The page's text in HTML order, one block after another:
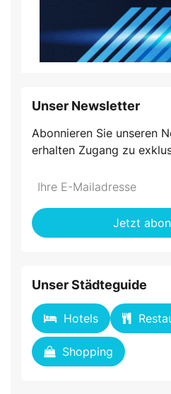
Unser Newsletter
Abonnieren Sie unseren
erhalten Zugang zu
Jetzt
Unser Städteguide
Hotels
Shopping